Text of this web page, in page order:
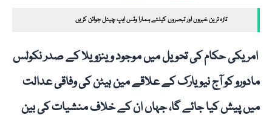
تازہ ترین خبروں اور تبصروں کیلئے ہمارا وٹس ایپ چینل جوائن کریں
امریکی حکام کی تحویل میں موجود وینزویلا کے صدر نکولس
مادورو کو آج نیویارک کے علاقے مین ہیٹن کی وفاقی عدالت
میں پیش کیا جائے گا، جہاں ان کے خلاف منشیات کی بین